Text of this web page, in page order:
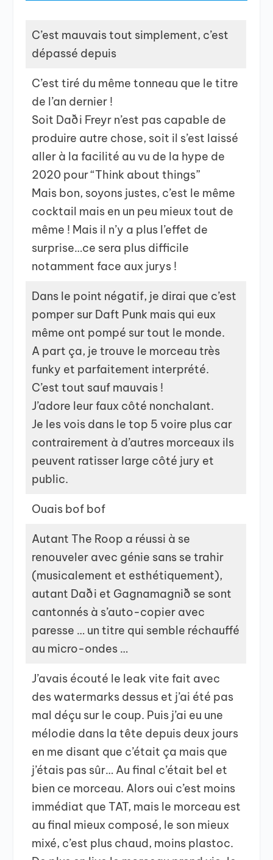
C’est mauvais tout simplement, c’est
dépassé depuis
C’est tiré du même tonneau que le titre
de l’an dernier !
Soit Daði Freyr n’est pas capable de
produire autre chose, soit il s’est laissé
aller à la facilité au vu de la hype de
2020 pour “Think about things”
Mais bon, soyons justes, c’est le même
cocktail mais en un peu mieux tout de
même ! Mais il n’y a plus l’effet de
surprise…ce sera plus difficile
notamment face aux jurys !
Dans le point négatif, je dirai que c’est
pomper sur Daft Punk mais qui eux
même ont pompé sur tout le monde.
A part ça, je trouve le morceau très
funky et parfaitement interprété.
C’est tout sauf mauvais !
J’adore leur faux côté nonchalant.
Je les vois dans le top 5 voire plus car
contrairement à d’autres morceaux ils
peuvent ratisser large côté jury et
public.
Ouais bof bof
Autant The Roop a réussi à se
renouveler avec génie sans se trahir
(musicalement et esthétiquement),
autant Daði et Gagnamagnið se sont
cantonnés à s’auto-copier avec
paresse … un titre qui semble réchauffé
au micro-ondes …
J’avais écouté le leak vite fait avec
des watermarks dessus et j’ai été pas
mal déçu sur le coup. Puis j’ai eu une
mélodie dans la tête depuis deux jours
en me disant que c’était ça mais que
j’étais pas sûr… Au final c’était bel et
bien ce morceau. Alors oui c’est moins
immédiat que TAT, mais le morceau est
au final mieux composé, le son mieux
mixé, c’est plus chaud, moins plastoc.